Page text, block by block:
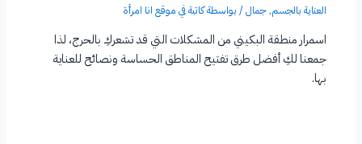
العناية بالجسم,جمال/ بواسطةكاتبة في موقع انا امرأة
اسمرار منطقة البكيني من المشكلات التي قد تشعركِ بالحرج، لذا
جمعنا لكِ أفضل طرق تفتيح المناطق الحساسة ونصائح للعناية
بها.